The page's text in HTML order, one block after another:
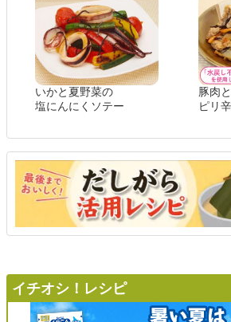
いかと夏野菜の
塩にんにくソテー
豚肉
ピリ
イチオシ！レシピ